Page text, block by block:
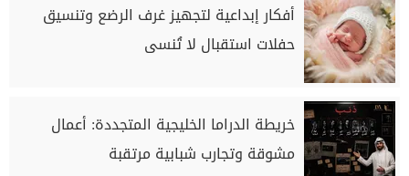
أفكار إبداعية لتجهيز غرف الرضع وتنسيق
حفلات استقبال لا تُنسى
خريطة الدراما الخليجية المتجددة: أعمال
مشوقة وتجارب شبابية مرتقبة